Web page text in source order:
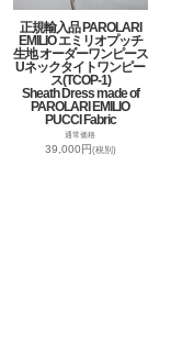
正規輸入品 PAROLARI
EMILIO エミリオプッチ
生地 オーダーワンピース
Uネックタイトワンピー
ス(TCOP-1)
Sheath Dress made of
PAROLARI EMILIO
PUCCI Fabric
通常価格
39,000円(税別)